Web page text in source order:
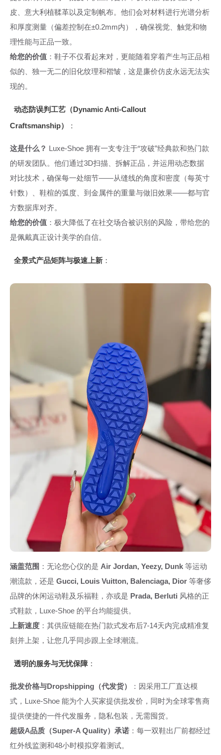
皮、意大利植鞣革以及定制帆布。他们会对材料进行光谱分析
和厚度测量（偏差控制在±0.2mm内），确保视觉、触觉和物
理性能与正品一致。
给您的价值 ：鞋子不仅看起来对，更能随着穿着产生与正品相
似的、独一无二的旧化纹理和褶皱，这是廉价仿皮永远无法实
现的。
动态防误判工艺（Dynamic Anti-Callout
Craftsmanship）
：
这是什么？ Luxe-Shoe 拥有一支专注于“攻破”经典款和热门款
的研发团队。他们通过3D扫描、拆解正品，并运用动态数据
对比技术，确保每一处细节——从缝线的角度和密度（每英寸
针数）、鞋楦的弧度、到金属件的重量与做旧效果——都与官
方数据库对齐。
给您的价值 ：极大降低了在社交场合被识别的风险，带给您的
是佩戴真正设计美学的自信。
全景式产品矩阵与极速上新：
涵盖范围 ：无论您心仪的是 Air Jordan, Yeezy, Dunk 等运动
潮流款，还是 Gucci, Louis Vuitton, Balenciaga, Dior 等奢侈
品牌的休闲运动鞋及乐福鞋，亦或是 Prada, Berluti 风格的正
式鞋款，Luxe-Shoe 的平台均能提供。
上新速度 ：其供应链能在热门款式发布后7-14天内完成精准复
刻并上架，让您几乎同步跟上全球潮流。
透明的服务与无忧保障：
批发价格与Dropshipping（代发货）
：因采用工厂直达模
式，Luxe-Shoe 能为个人买家提供批发价，同时为全球零售商
提供便捷的一件代发服务，隐私包装，无需囤货。
超级A品质（Super-A Quality）承诺 ：每一双鞋出厂前都经过
红外线监测和48小时模拟穿着测试。